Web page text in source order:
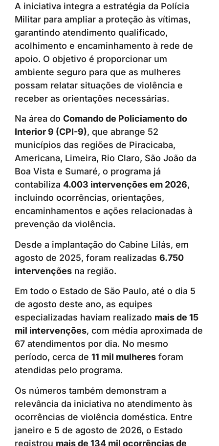
A iniciativa integra a estratégia da Polícia
Militar para ampliar a proteção às vítimas,
garantindo atendimento qualificado,
acolhimento e encaminhamento à rede de
apoio. O objetivo é proporcionar um
ambiente seguro para que as mulheres
possam relatar situações de violência e
receber as orientações necessárias.
Na área do Comando de Policiamento do
Interior 9 (CPI-9), que abrange 52
municípios das regiões de Piracicaba,
Americana, Limeira, Rio Claro, São João da
Boa Vista e Sumaré, o programa já
contabiliza 4.003 intervenções em 2026,
incluindo ocorrências, orientações,
encaminhamentos e ações relacionadas à
prevenção da violência.
Desde a implantação do Cabine Lilás, em
agosto de 2025, foram realizadas 6.750
intervenções na região.
Em todo o Estado de São Paulo, até o dia 5
de agosto deste ano, as equipes
especializadas haviam realizado mais de 15
mil intervenções, com média aproximada de
67 atendimentos por dia. No mesmo
período, cerca de 11 mil mulheres foram
atendidas pelo programa.
Os números também demonstram a
relevância da iniciativa no atendimento às
ocorrências de violência doméstica. Entre
janeiro e 5 de agosto de 2026, o Estado
registrou mais de 134 mil ocorrências de